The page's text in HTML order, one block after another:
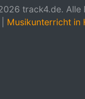
track4.de. Alle
Musikunterricht in